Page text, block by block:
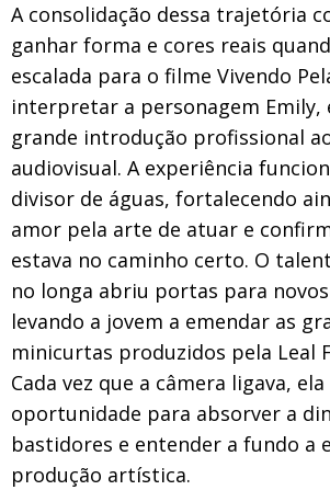
A consolidação dessa trajetória
ganhar forma e cores reais
escalada para o filme Vivendo
interpretar a personagem Emily,
grande introdução profissional
audiovisual. A experiência
divisor de águas, fortalecendo
amor pela arte de atuar e
estava no caminho certo. O
no longa abriu portas para
levando a jovem a emendar as
minicurtas produzidos pela Leal
Cada vez que a câmera ligava,
oportunidade para absorver a
bastidores e entender a fundo a
produção artística.